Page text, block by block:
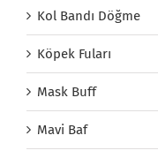
Kol Bandı Döğme
Köpek Fuları
Mask Buff
Mavi Baf